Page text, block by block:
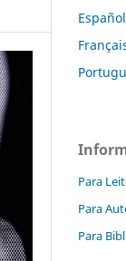
Para
Para
Para